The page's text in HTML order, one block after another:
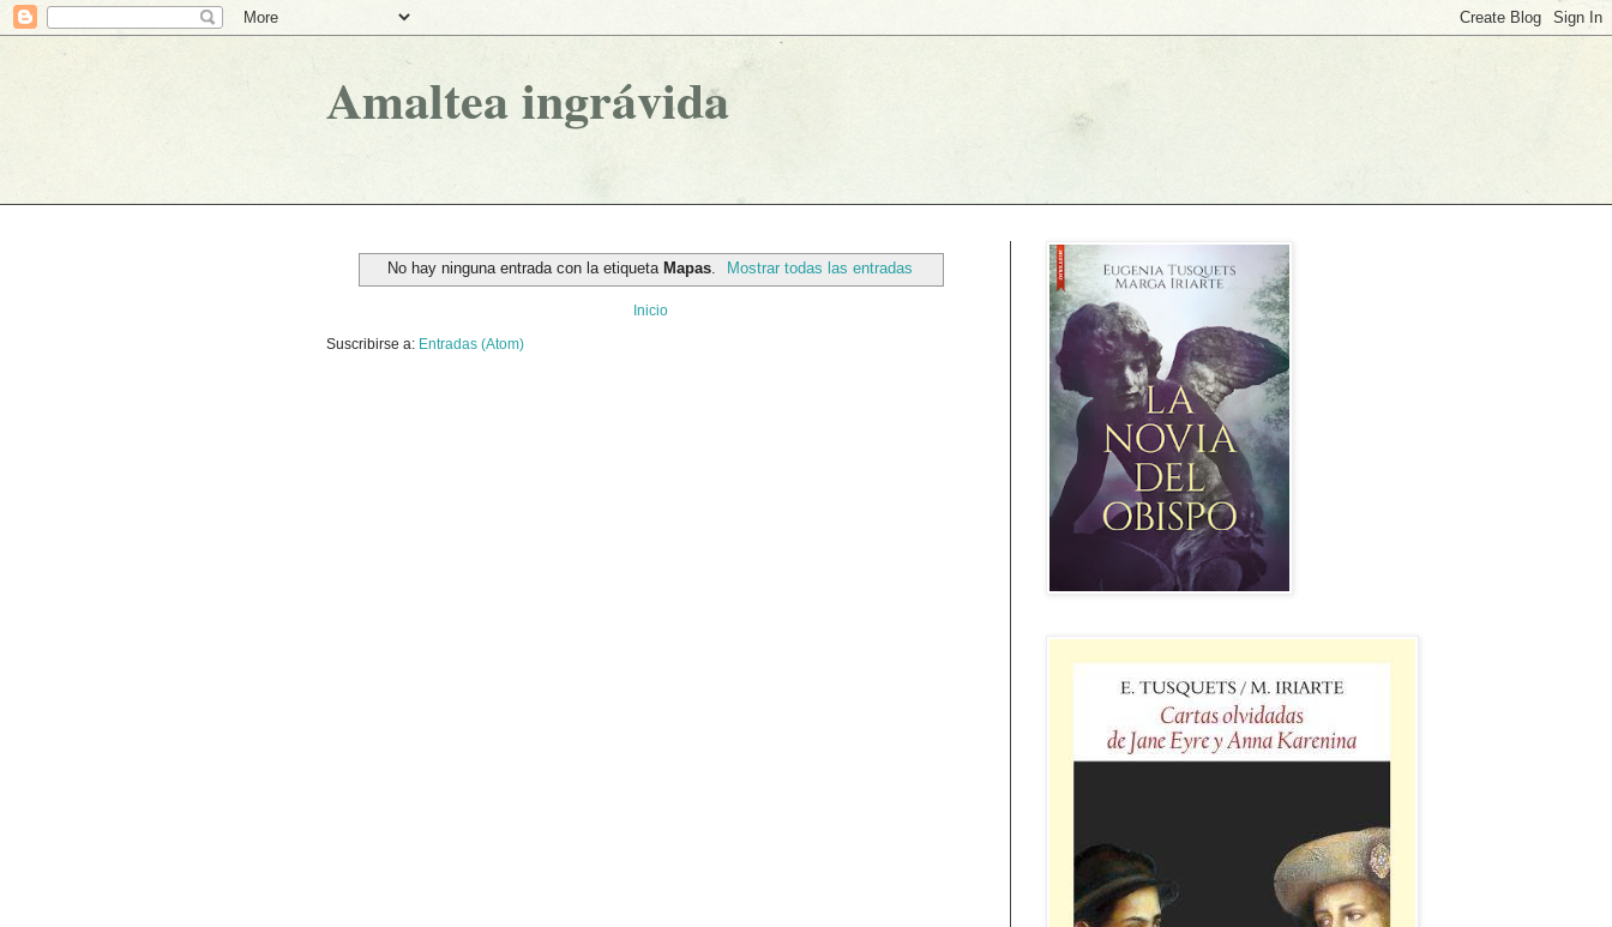
Amaltea ingrávida
No hay ninguna entrada con la etiqueta Mapas. Mostrar todas las entradas
Inicio
Suscribirse a: Entradas (Atom)